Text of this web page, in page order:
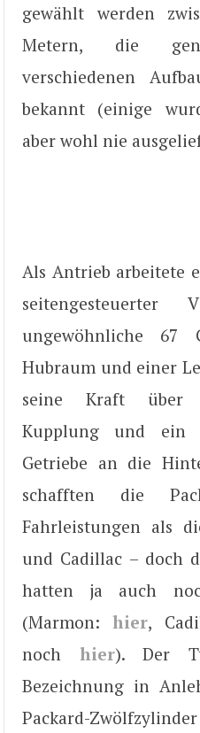
gewählt werden
Metern, die
verschiedenen
bekannt (einige
aber wohl nie
Als Antrieb arbeitete
seitengesteuerter
ungewöhnliche
Hubraum und einer
seine Kraft über
Kupplung und ein
Getriebe an die
schafften die
Fahrleistungen als
und Cadillac – doch
hatten ja auch
(Marmon:hier,
noch hier). Der
Bezeichnung in
Packard-